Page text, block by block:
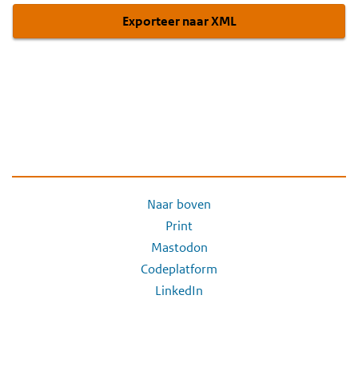
Exporteer naar XML
Naar boven
Print
Mastodon
Codeplatform
LinkedIn